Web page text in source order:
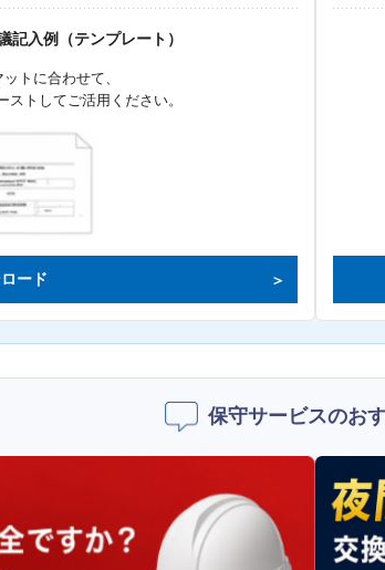
記入例（テンプレート）
トに合わせて、
トしてご活用ください。
ード
保守サービスのお